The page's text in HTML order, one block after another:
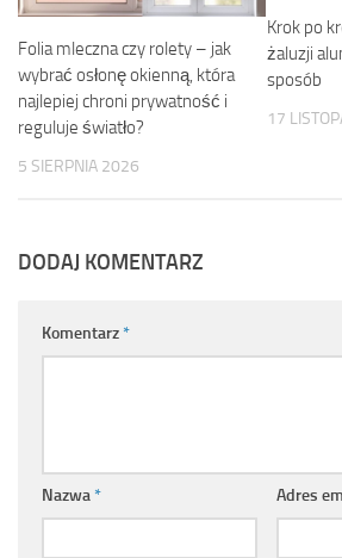
Folia mleczna czy rolety – jak
wybrać osłonę okienną, która
najlepiej chroni prywatność i
reguluje światło?
5 SIERPNIA 2026
Krok po
żaluzji
sposób
17
DODAJ KOMENTARZ
Komentarz*
Nazwa* Adres